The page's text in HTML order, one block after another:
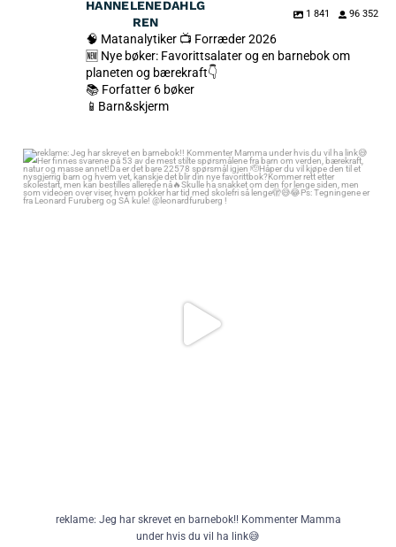
HANNELENEDAHLG
REN
1 841 96 352
🧠 Matanalytiker 📺 Forræder 2026
🆕 Nye bøker: Favorittsalater og en barnebok om
planeten og bærekraft👇
📚 Forfatter 6 bøker
📱Barn&skjerm
reklame: Jeg har skrevet en barnebok!! Kommenter Mamma under hvis
du vil ha link😅
Her finnes svarene på 53 av de mest stilte spørsmålene fra barn om
verden, bærekraft, natur og masse annet!
Skulle ha snakket om den for lenge siden, men som videoen over viser,
hvem pokker har tid med skolefri så lenge🫣😅😂
Ps: Tegningene er fra Leonard Furuberg og SÅ kule! @leonardfuruberg !
reklame: Jeg har skrevet en barnebok!! Kommenter Mamma
under hvis du vil ha link😅